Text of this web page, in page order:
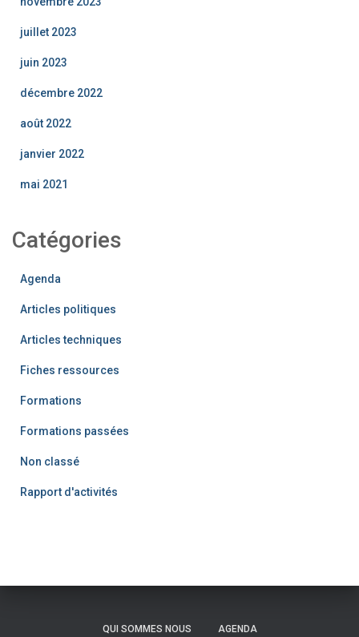
juillet 2023
juin 2023
décembre 2022
août 2022
janvier 2022
mai 2021
Catégories
Agenda
Articles politiques
Articles techniques
Fiches ressources
Formations
Formations passées
Non classé
Rapport d'activités
QUI SOMMES NOUS AGENDA